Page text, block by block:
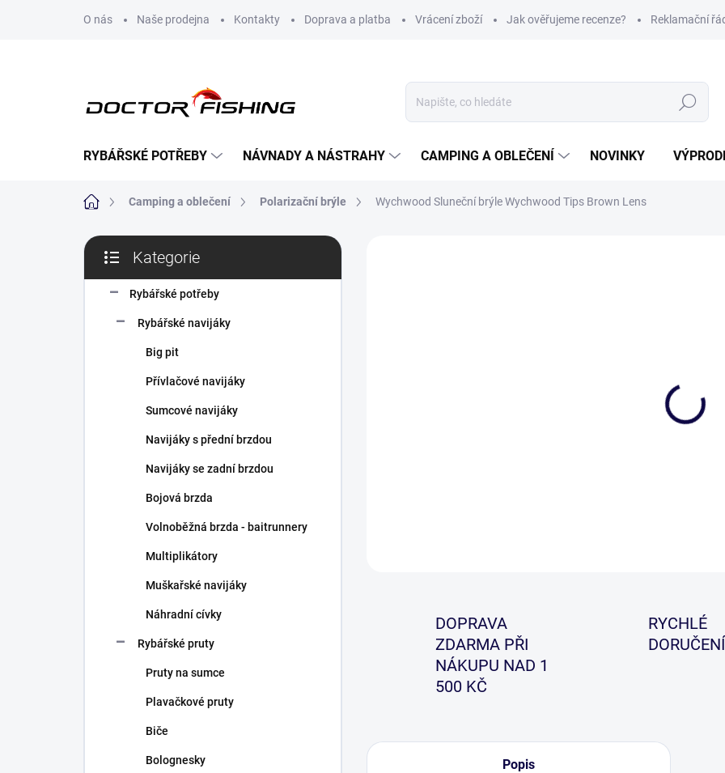
O nás Naše prodejna Kontakty Doprava a platba Vrácení zboží Jak ověřujeme recenze? Reklamační
Hledat
RYBÁŘSKÉ POTŘEBY NÁVNADY A NÁSTRAHY CAMPING A OBLEČENÍ NOVINKY
Domů Camping a oblečení Polarizační brýle Wychwood Sluneční brýle Wychwood Tips Brown Lens
P
s
kategorie
Kategorie
Rybářské potřeby
Rybářské navijáky
Big pit
Přívlačové navijáky
Sumcové navijáky
Navijáky s přední brzdou
Navijáky se zadní brzdou
Bojová brzda
Volnoběžná brzda - baitrunnery
Multiplikátory
Muškařské navijáky
Náhradní cívky
Rybářské pruty
Pruty na sumce
Plavačkové pruty
Biče
Bolognesky
DOPRAVA
ZDARMA PŘI
NÁKUPU NAD 1
500 KČ
RYCHLÉ
DORUČENÍ
Popis